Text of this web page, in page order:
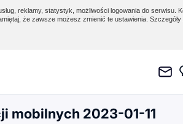
reklamy, statystyk, możliwości logowania do serwisu.
że zawsze możesz zmienić te ustawienia.
mobilnych 2023-01-11